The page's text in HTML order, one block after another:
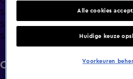
538 Koningsdag 2026
538 Koningsdag 2025
538 Koningsdag 2024
Clips
Alle cookies
Huidige keuze
Voorkeuren